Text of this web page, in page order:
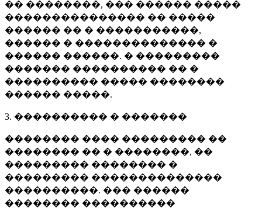
�� ��������, ��� ������ �����
��������������� �� �����
������ �� � �����������,
������ � �������������� �
������ ������. � ���������
������� ���������� �� �
���������� ����� ��������
������ �����.
3. ���������� � �������
�������� ���� ��������� ��
�������� �� � ��������, ��
��������� �������� �
��������� ��������������
����������. ��� ������
�������� ����������